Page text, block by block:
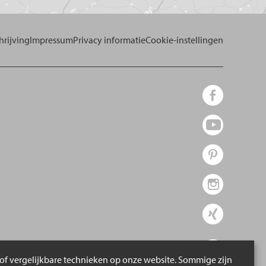
vergelijkbare technieken op onze website. Sommige zijn
ImpressumPrivacy informatieCookie-instellingen